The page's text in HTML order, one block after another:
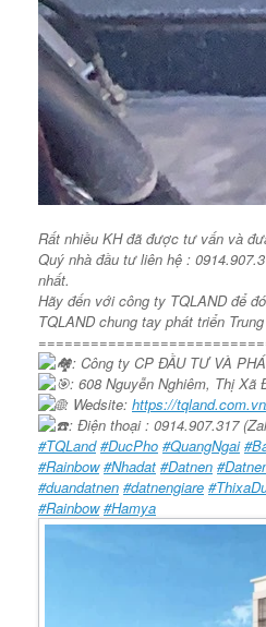
Rất nhiều KH đã được tư vấn và
Quý nhà đầu tư liên hệ :
nhất.
Hãy đến với công ty TQLAND để
TQLAND chung tay phát triển
: Công ty CP ĐẦU TƯ VÀ
: 608 Nguyễn Nghiêm, Thị Xã
: Wedsite: https://
: Điện thoại : 0914.907.317
#TQLand #DucPho #QuangNgai
#Rainbow #Nhadat #Datnen
#duandatnen #datnengiare
#Rainbow #Hamya